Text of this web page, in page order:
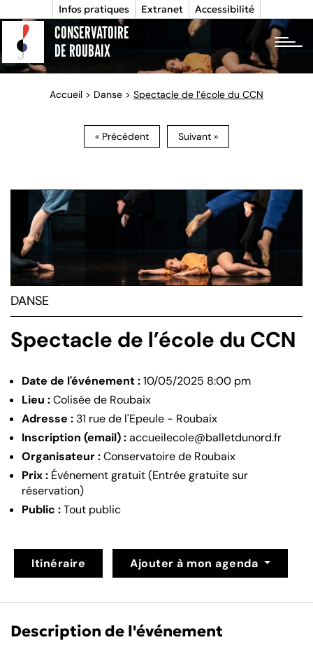
Infos pratiques Extranet Accessibilité
CONSERVATOIRE
DE ROUBAIX
Accueil > Danse > Spectacle de l’école du CCN
« Précédent Suivant »
DANSE
Spectacle de l’école du CCN
Date de l'événement :10/05/2025 8:00 pm
Lieu :Colisée de Roubaix
Adresse : 31 rue de l'Epeule - Roubaix
Inscription (email) :accueilecole@balletdunord.fr
Organisateur :Conservatoire de Roubaix
Prix : Événement gratuit (Entrée gratuite sur
réservation)
Public :Tout public
Itinéraire Ajouter à mon agenda
Description de l'événement